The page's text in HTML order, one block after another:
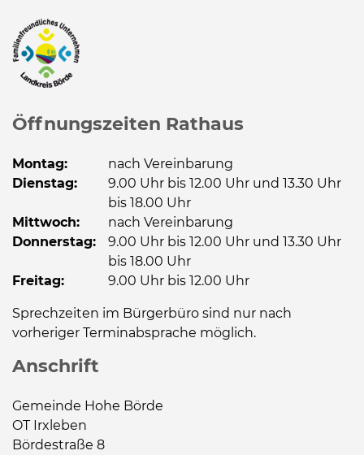
Öffnungszeiten Rathaus
Montag:
nach Vereinbarung
Dienstag:
9.00 Uhr bis 12.00 Uhr und 13.30 Uhr
bis 18.00 Uhr
Mittwoch:
nach Vereinbarung
Donnerstag: 9.00 Uhr bis 12.00 Uhr und 13.30 Uhr
bis 18.00 Uhr
Freitag:
9.00 Uhr bis 12.00 Uhr
Sprechzeiten im Bürgerbüro sind nur nach
vorheriger Terminabsprache möglich.
Anschrift
Gemeinde Hohe Börde
OT Irxleben
Bördestraße 8